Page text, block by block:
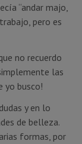
“andar majo,
pero es
no recuerdo
las
yo busco!
y en lo
de belleza.
formas, por